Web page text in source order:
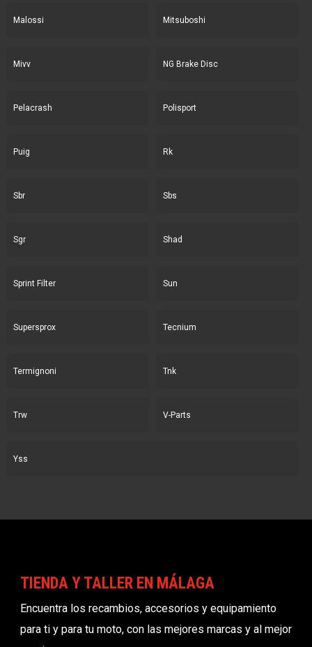
Malossi Mitsuboshi
Mivv NG Brake Disc
Pelacrash Polisport
Puig Rk
Sbr Sbs
Sgr Shad
Sprint Filter Sun
Supersprox Tecnium
Termignoni Tnk
Trw V-Parts
Yss
TIENDA Y TALLER EN MÁLAGA
Encuentra los recambios, accesorios y equipamiento
para ti y para tu moto, con las mejores marcas y al mejor